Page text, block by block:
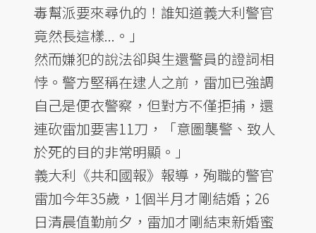
毒幫派要來尋仇的！誰知道義大利警官
竟然長這樣...。」
然而嫌犯的說法卻與生還警員的證詞相
悖。警方堅稱在逮人之前，雷加已強調
自己是便衣警察，但對方不僅拒捕，還
連砍雷加要害11刀，「意圖襲警、致人
於死的目的非常明顯。」
義大利《共和國報》報導，殉職的警官
雷加今年35歲，1個半月才剛結婚；26
日清晨值勤前夕，雷加才剛結束新婚蜜